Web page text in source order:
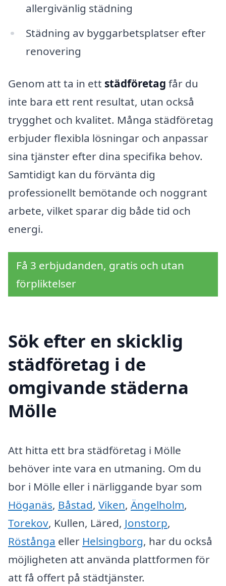
allergivänlig städning
Städning av byggarbetsplatser efter
renovering
Genom att ta in ett städföretag får du
inte bara ett rent resultat, utan också
trygghet och kvalitet. Många städföretag
erbjuder flexibla lösningar och anpassar
sina tjänster efter dina specifika behov.
Samtidigt kan du förvänta dig
professionellt bemötande och noggrant
arbete, vilket sparar dig både tid och
energi.
Få 3 erbjudanden, gratis och utan
förpliktelser
Sök efter en skicklig
städföretag i de
omgivande städerna
Mölle
Att hitta ett bra städföretag i Mölle
behöver inte vara en utmaning. Om du
bor i Mölle eller i närliggande byar som
Höganäs, Båstad, Viken, Ängelholm,
Torekov, Kullen, Läred, Jonstorp,
Röstånga eller Helsingborg, har du också
möjligheten att använda plattformen för
att få offert på städtjänster.